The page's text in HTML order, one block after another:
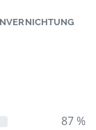
87 %